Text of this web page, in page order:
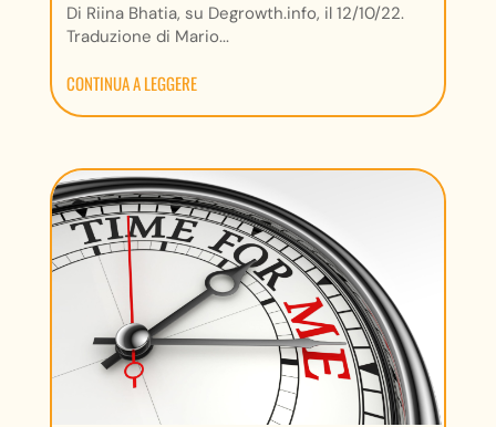
Di Riina Bhatia, su Degrowth.info, il 12/10/22.
Traduzione di Mario...
CONTINUA A LEGGERE